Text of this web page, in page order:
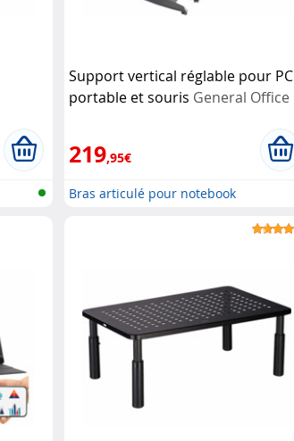
Support vertical réglable pour PC
portable et souris General Office
219,95€
Bras articulé pour notebook